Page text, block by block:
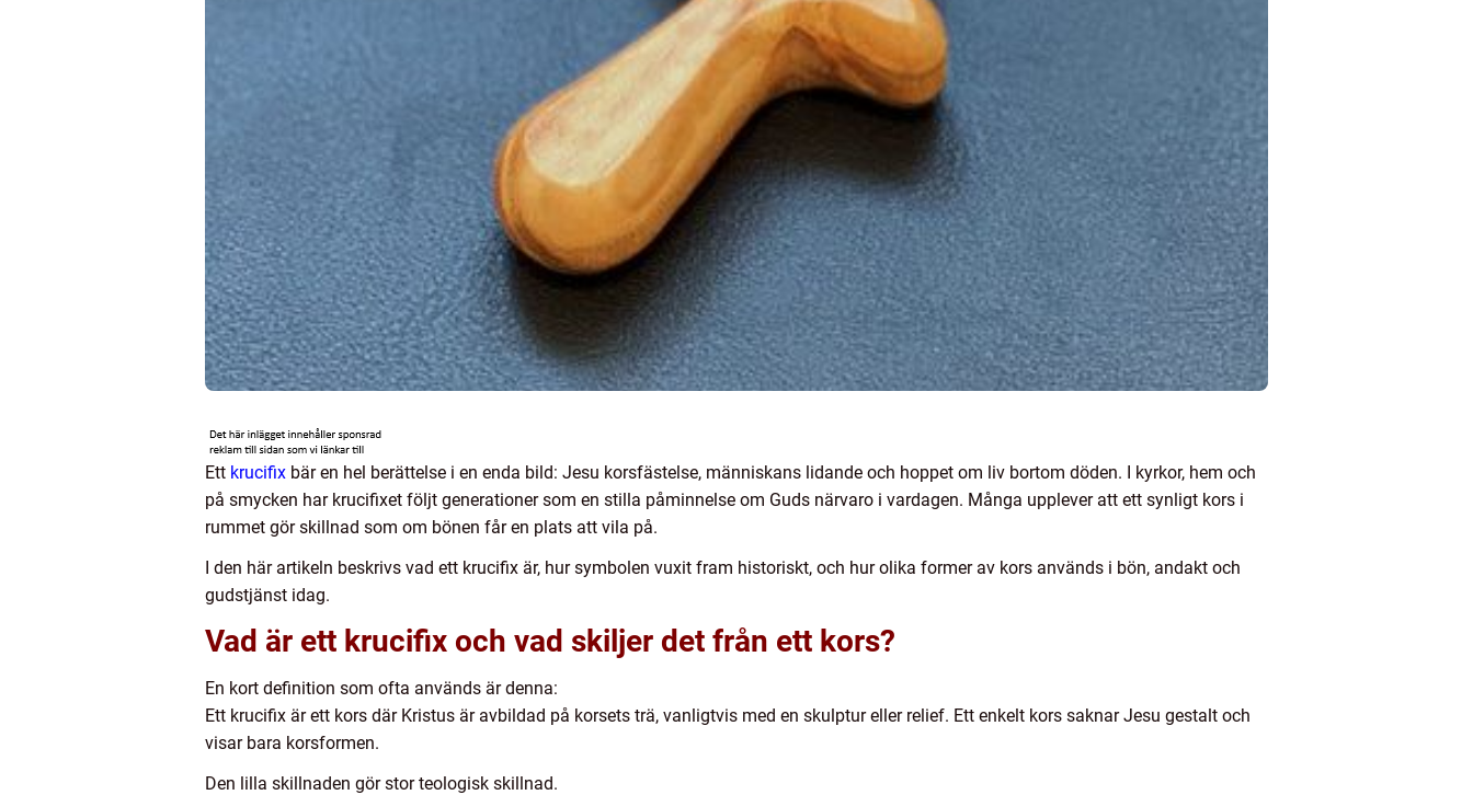
Ett krucifix bär en hel berättelse i en enda bild: Jesu korsfästelse, människans lidande och hoppet om liv bortom döden. I kyrkor, hem och
på smycken har krucifixet följt generationer som en stilla påminnelse om Guds närvaro i vardagen. Många upplever att ett synligt kors i
rummet gör skillnad som om bönen får en plats att vila på.
I den här artikeln beskrivs vad ett krucifix är, hur symbolen vuxit fram historiskt, och hur olika former av kors används i bön, andakt och
gudstjänst idag.
Vad är ett krucifix och vad skiljer det från ett kors?
En kort definition som ofta används är denna:
Ett krucifix är ett kors där Kristus är avbildad på korsets trä, vanligtvis med en skulptur eller relief. Ett enkelt kors saknar Jesu gestalt och
visar bara korsformen.
Den lilla skillnaden gör stor teologisk skillnad.